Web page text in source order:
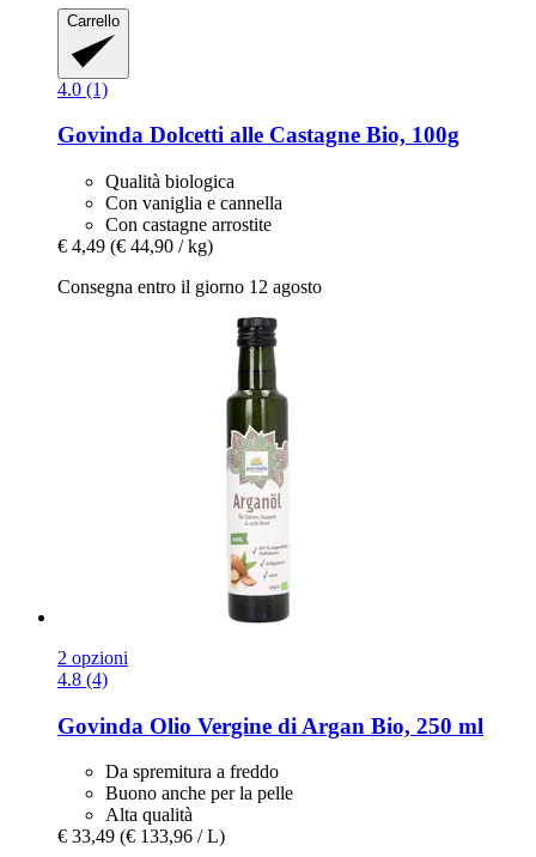
Carrello
4.0 (1)
Govinda Dolcetti alle Castagne Bio, 100g
Qualità biologica
Con vaniglia e cannella
Con castagne arrostite
€ 4,49 (€ 44,90 / kg)
Consegna entro il giorno 12 agosto
2 opzioni
4.8 (4)
Govinda Olio Vergine di Argan Bio, 250 ml
Da spremitura a freddo
Buono anche per la pelle
Alta qualità
€ 33,49 (€ 133,96 / L)